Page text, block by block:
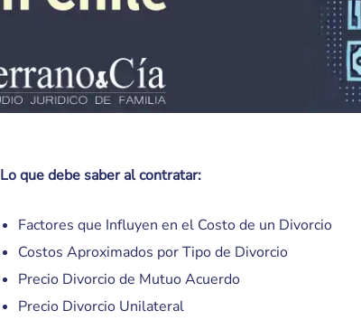
Lo que debe saber al contratar:
Factores que Influyen en el Costo de un Divorcio
Costos Aproximados por Tipo de Divorcio
Precio Divorcio de Mutuo Acuerdo
Precio Divorcio Unilateral